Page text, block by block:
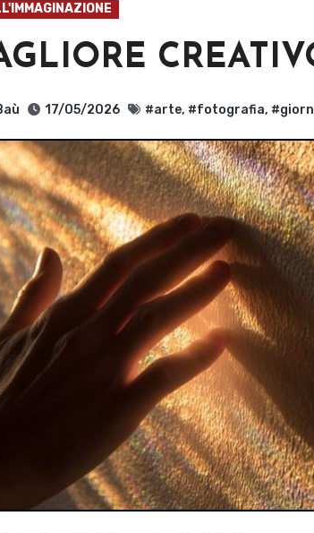
17/05/2026 #arte, #fotografia,